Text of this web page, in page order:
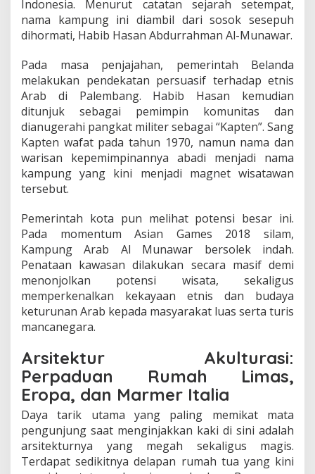
h
M
e
g
a
T
d
i
s
i
Indonesia. Menurut catatan sejarah setempat,
nama kampung ini diambil dari sosok sesepuh
dihormati, Habib Hasan Abdurrahman Al-Munawar.
Pada masa penjajahan, pemerintah Belanda
melakukan pendekatan persuasif terhadap etnis
Arab di Palembang. Habib Hasan kemudian
ditunjuk sebagai pemimpin komunitas dan
dianugerahi pangkat militer sebagai “Kapten”. Sang
Kapten wafat pada tahun 1970, namun nama dan
warisan kepemimpinannya abadi menjadi nama
kampung yang kini menjadi magnet wisatawan
tersebut.
Pemerintah kota pun melihat potensi besar ini.
Pada momentum Asian Games 2018 silam,
Kampung Arab Al Munawar bersolek indah.
Penataan kawasan dilakukan secara masif demi
menonjolkan potensi wisata, sekaligus
memperkenalkan kekayaan etnis dan budaya
keturunan Arab kepada masyarakat luas serta turis
mancanegara.
Arsitektur Akulturasi:
Perpaduan Rumah Limas,
Eropa, dan Marmer Italia
Daya tarik utama yang paling memikat mata
pengunjung saat menginjakkan kaki di sini adalah
arsitekturnya yang megah sekaligus magis.
Terdapat sedikitnya delapan rumah tua yang kini